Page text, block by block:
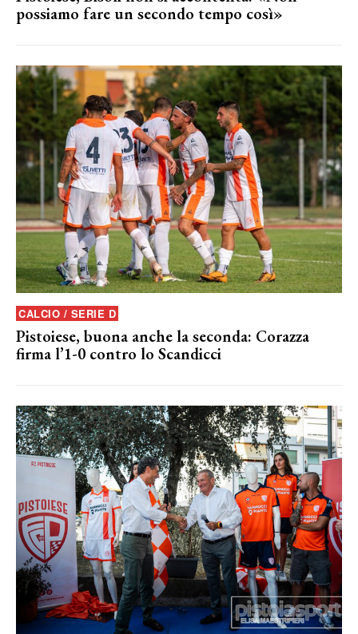
possiamo fare un secondo tempo così»
CALCIO / SERIE D
Pistoiese, buona anche la seconda: Corazza
firma l’1-0 contro lo Scandicci